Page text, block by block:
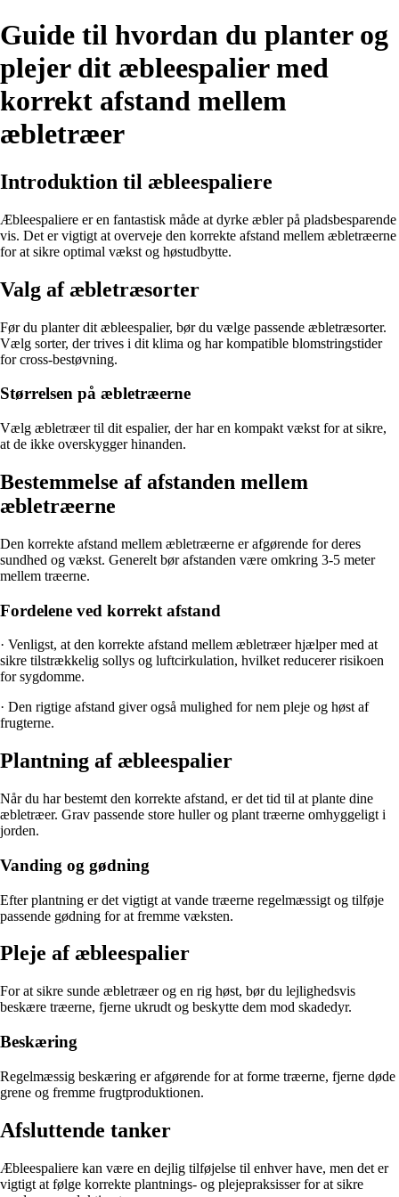
Guide til hvordan du planter og
plejer dit æbleespalier med
korrekt afstand mellem
æbletræer
Introduktion til æbleespaliere
Æbleespaliere er en fantastisk måde at dyrke æbler på pladsbesparende
vis. Det er vigtigt at overveje den korrekte afstand mellem æbletræerne
for at sikre optimal vækst og høstudbytte.
Valg af æbletræsorter
Før du planter dit æbleespalier, bør du vælge passende æbletræsorter.
Vælg sorter, der trives i dit klima og har kompatible blomstringstider
for cross-bestøvning.
Størrelsen på æbletræerne
Vælg æbletræer til dit espalier, der har en kompakt vækst for at sikre,
at de ikke overskygger hinanden.
Bestemmelse af afstanden mellem
æbletræerne
Den korrekte afstand mellem æbletræerne er afgørende for deres
sundhed og vækst. Generelt bør afstanden være omkring 3-5 meter
mellem træerne.
Fordelene ved korrekt afstand
· Venligst, at den korrekte afstand mellem æbletræer hjælper med at
sikre tilstrækkelig sollys og luftcirkulation, hvilket reducerer risikoen
for sygdomme.
· Den rigtige afstand giver også mulighed for nem pleje og høst af
frugterne.
Plantning af æbleespalier
Når du har bestemt den korrekte afstand, er det tid til at plante dine
æbletræer. Grav passende store huller og plant træerne omhyggeligt i
jorden.
Vanding og gødning
Efter plantning er det vigtigt at vande træerne regelmæssigt og tilføje
passende gødning for at fremme væksten.
Pleje af æbleespalier
For at sikre sunde æbletræer og en rig høst, bør du lejlighedsvis
beskære træerne, fjerne ukrudt og beskytte dem mod skadedyr.
Beskæring
Regelmæssig beskæring er afgørende for at forme træerne, fjerne døde
grene og fremme frugtproduktionen.
Afsluttende tanker
Æbleespaliere kan være en dejlig tilføjelse til enhver have, men det er
vigtigt at følge korrekte plantnings- og plejepraksisser for at sikre